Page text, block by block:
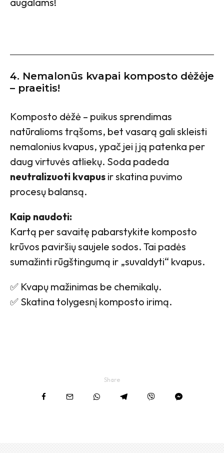
4. Nemalonūs kvapai komposto dėžėje
– praeitis!
Komposto dėžė – puikus sprendimas
natūralioms trąšoms, bet vasarą gali skleisti
nemalonius kvapus, ypač jei į ją patenka per
daug virtuvės atliekų. Soda padeda
neutralizuoti kvapus ir skatina puvimo
procesų balansą.
Kaip naudoti:
Kartą per savaitę pabarstykite komposto
krūvos paviršių saujele sodos. Tai padės
sumažinti rūgštingumą ir „suvaldyti“ kvapus.
✅ Kvapų mažinimas be chemikalų.
✅ Skatina tolygesnį komposto irimą.
Share